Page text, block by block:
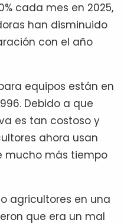
cada mes en 2025,
han disminuido
con el año
equipos están en
Debido a que
es tan costoso y
ahora usan
mucho más tiempo
agricultores en una
que era un mal